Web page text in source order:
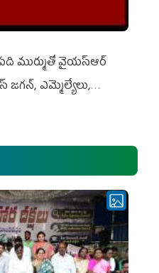
ముర్ముతో వైయ‌స్ఆర్
జ‌గ‌న్, ఎమ్మెల్యేలు,